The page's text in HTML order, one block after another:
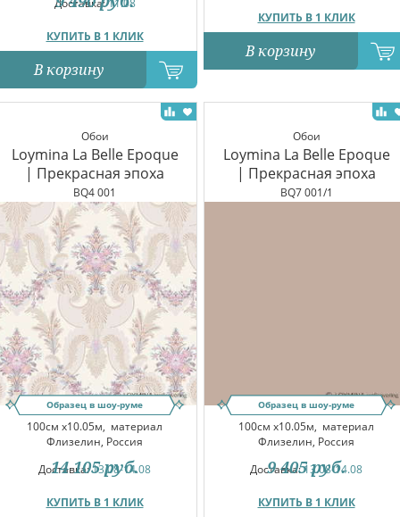
Доставка:11.08
КУПИТЬ В 1 КЛИК
В корзину
КУПИТЬ В 1 КЛИК
В корзину
Обои
Loymina La Belle Epoque
| Прекрасная эпоха
BQ4 001
Образец в шоу-руме
100см x10.05м, материал
Флизелин, Россия
Доставка:13.08-14.08
КУПИТЬ В 1 КЛИК
14 105 руб.
Обои
Loymina La Belle Epoque
| Прекрасная эпоха
BQ7 001/1
Образец в шоу-руме
100см x10.05м, материал
Флизелин, Россия
Доставка:13.08-14.08
КУПИТЬ В 1 КЛИК
9 405 руб.